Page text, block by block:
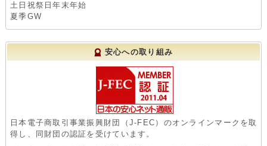
土日祝祭日年末年始
夏季GW
安心への取り組み
日本電子商取引事業振興財団（J-FEC）のオンラインマークを取
得し、同財団の認証を受けています。